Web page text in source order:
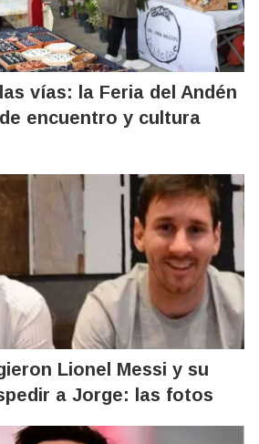
vías: la Feria del Andén
encuentro y cultura
Lionel Messi y su
a Jorge: las fotos